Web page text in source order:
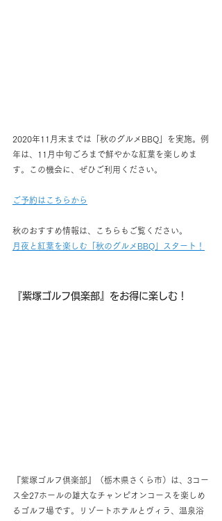
2020年11月末までは「秋のグルメBBQ」を実施。例
年は、11月中旬ごろまで鮮やかな紅葉を楽しめま
す。この機会に、ぜひご利用ください。
ご予約はこちらから
秋のおすすめ情報は、こちらもご覧ください。
月夜と紅葉を楽しむ「秋のグルメBBQ」スタート！
『紫塚ゴルフ倶楽部』をお得に楽しむ！
『紫塚ゴルフ倶楽部』（栃木県さくら市）は、3コー
ス全27ホールの雄大なチャンピオンコースを楽しめ
るゴルフ場です。リゾートホテルとヴィラ、温泉浴